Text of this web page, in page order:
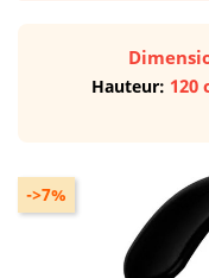
Hauteur: 120
->7%